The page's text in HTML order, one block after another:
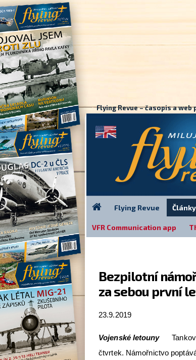
Bezpilotní
za sebou první
23.9.2019
Vojenské letouny
čtvrtek. Námořnictvo
Flying Revue – časopis a
Flying Revue Články
VFR Communication app